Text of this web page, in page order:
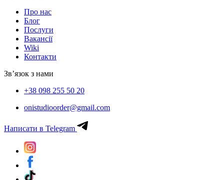
Про нас
Блог
Послуги
Вакансії
Wiki
Контакти
Зв’язок з нами
+38 098 255 50 20
onistudioorder@gmail.com
Написати в Telegram